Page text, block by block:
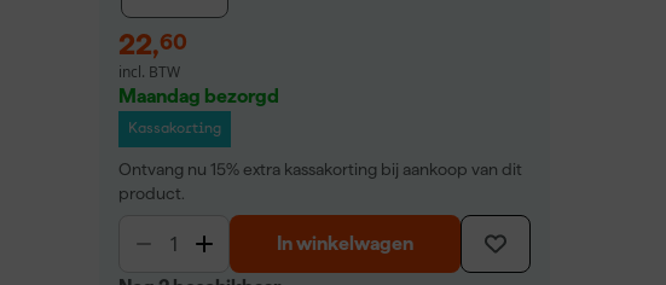
22,60
incl. BTW
Maandag bezorgd
Kassakorting
Ontvang nu 15% extra kassakorting bij aankoop van dit
product.
In winkelwagen